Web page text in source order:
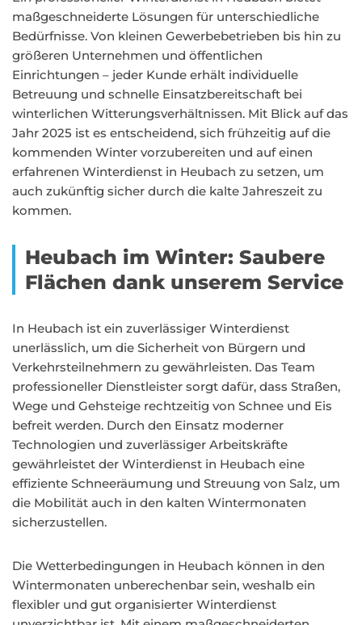
maßgeschneiderte Lösungen für unterschiedliche
Bedürfnisse. Von kleinen Gewerbebetrieben bis hin zu
größeren Unternehmen und öffentlichen
Einrichtungen – jeder Kunde erhält individuelle
Betreuung und schnelle Einsatzbereitschaft bei
winterlichen Witterungsverhältnissen. Mit Blick auf das
Jahr 2025 ist es entscheidend, sich frühzeitig auf die
kommenden Winter vorzubereiten und auf einen
erfahrenen Winterdienst in Heubach zu setzen, um
auch zukünftig sicher durch die kalte Jahreszeit zu
kommen.
Heubach im Winter: Saubere
Flächen dank unserem Service
In Heubach ist ein zuverlässiger Winterdienst
unerlässlich, um die Sicherheit von Bürgern und
Verkehrsteilnehmern zu gewährleisten. Das Team
professioneller Dienstleister sorgt dafür, dass Straßen,
Wege und Gehsteige rechtzeitig von Schnee und Eis
befreit werden. Durch den Einsatz moderner
Technologien und zuverlässiger Arbeitskräfte
gewährleistet der Winterdienst in Heubach eine
effiziente Schneeräumung und Streuung von Salz, um
die Mobilität auch in den kalten Wintermonaten
sicherzustellen.
Die Wetterbedingungen in Heubach können in den
Wintermonaten unberechenbar sein, weshalb ein
flexibler und gut organisierter Winterdienst